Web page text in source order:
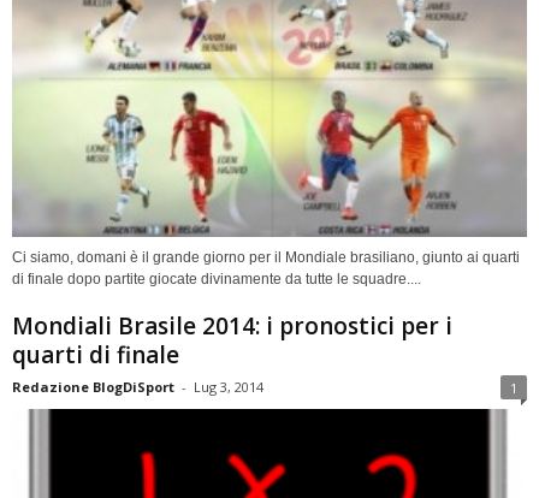
Ci siamo, domani è il grande giorno per il Mondiale brasiliano, giunto ai quarti
di finale dopo partite giocate divinamente da tutte le squadre....
Mondiali Brasile 2014: i pronostici per i
quarti di finale
Redazione BlogDiSport - Lug 3, 2014 1